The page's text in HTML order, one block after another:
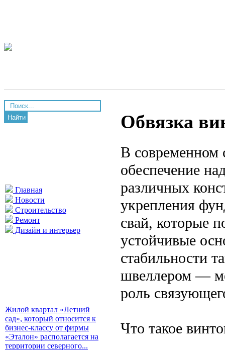
Найти
Главная
Новости
Строительство
Ремонт
Дизайн и интерьер
Жилой квартал «Летний
сад», который относится к
бизнес-классу от фирмы
«Эталон» располагается на
территории северного...
Обвязка
В современном
обеспечение
различных
укрепления
свай, которые
устойчивые
стабильности
швеллером —
роль
Что такое